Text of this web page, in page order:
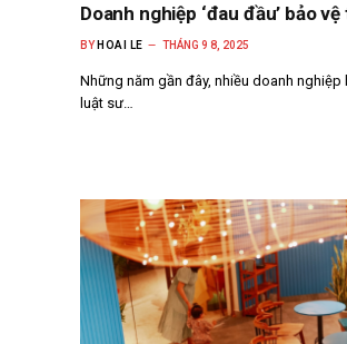
Doanh nghiệp ‘đau đầu’ bảo
BY HOAI LE THÁNG 9 8, 2025
Những năm gần đây, nhiều doanh
luật sư…